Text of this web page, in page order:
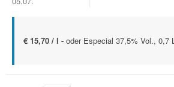
€ 15,70 / l - oder Especial 37,5% Vol., 0,7